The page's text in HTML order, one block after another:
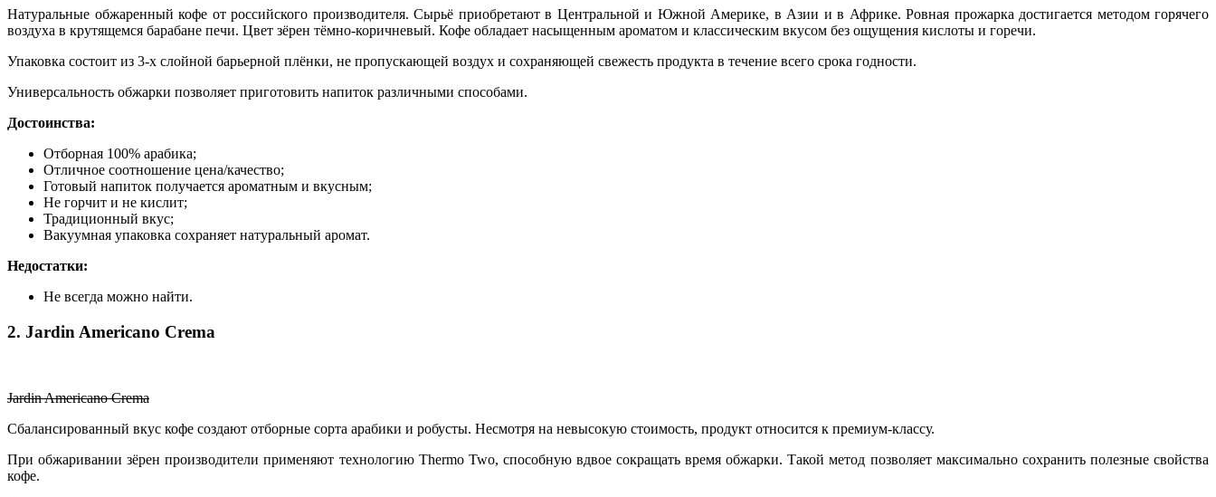
Натуральные обжаренный кофе от российского производителя. Сырьё приобретают в Центральной и Южной Америке, в Азии и в Африке. Ровная прожарка достигается методом горячего
воздуха в крутящемся барабане печи. Цвет зёрен тёмно-коричневый. Кофе обладает насыщенным ароматом и классическим вкусом без ощущения кислоты и горечи.
Упаковка состоит из 3-х слойной барьерной плёнки, не пропускающей воздух и сохраняющей свежесть продукта в течение всего срока годности.
Универсальность обжарки позволяет приготовить напиток различными способами.
Достоинства:
Отборная 100% арабика;
Отличное соотношение цена/качество;
Готовый напиток получается ароматным и вкусным;
Не горчит и не кислит;
Традиционный вкус;
Вакуумная упаковка сохраняет натуральный аромат.
Недостатки:
Не всегда можно найти.
2. Jardin Americano Crema
Jardin Americano Crema
Сбалансированный вкус кофе создают отборные сорта арабики и робусты. Несмотря на невысокую стоимость, продукт относится к премиум-классу.
При обжаривании зёрен производители применяют технологию Thermo Two, способную вдвое сокращать время обжарки. Такой метод позволяет максимально сохранить полезные свойства
кофе.